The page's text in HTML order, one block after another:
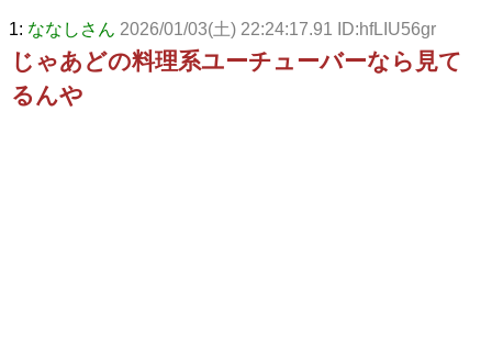
1: ななしさん 2026/01/03(土) 22:24:17.91 ID:hfLIU56gr
じゃあどの料理系ユーチューバーなら見て
るんや